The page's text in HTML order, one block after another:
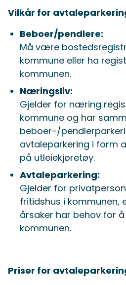
Vilkår for
Beboer/pendlere:
Må være
kommune eller ha
kommunen.
Næringsliv:
Gjelder for næring
kommune og har
beboer-/
avtaleparkering i form
på utleiekjøretøy.
Avtaleparkering:
Gjelder for
fritidshus i kommunen,
årsaker har behov for
kommunen.
Priser for